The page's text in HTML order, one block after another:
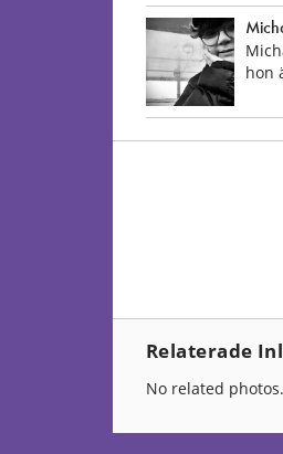
hon
Relaterade
No related photos.